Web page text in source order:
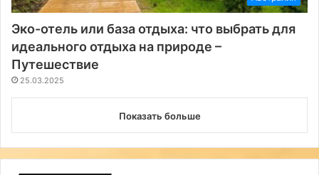
Эко-отель или база отдыха: что выбрать для
идеального отдыха на природе –
Путешествие
25.03.2025
Показать больше